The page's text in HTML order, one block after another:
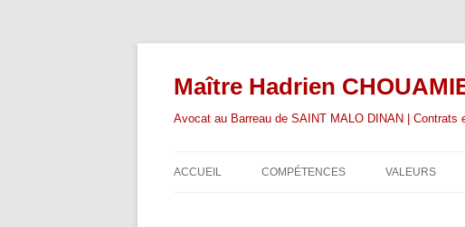
contenu
Maître Hadrien
Avocat au Barreau de SAINT MALO DINAN | Contrats
ACCUEIL COMPÉTENCES VALEURS